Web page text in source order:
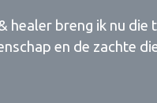
healer breng ik nu die
en de zachte